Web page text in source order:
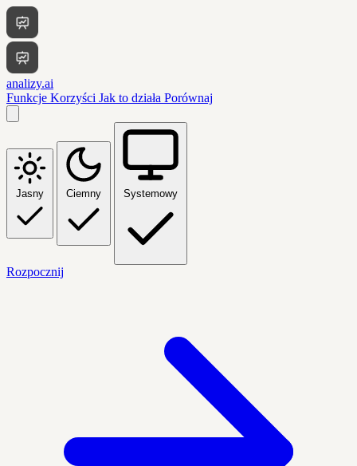
analizy.ai
Funkcje Korzyści Jak to działa Porównaj
Jasny Ciemny Systemowy
Rozpocznij